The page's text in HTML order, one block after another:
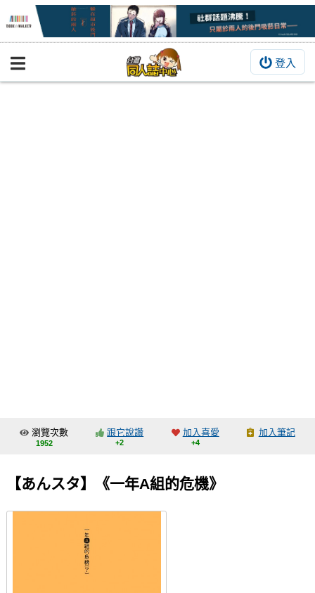
登入
BOOKY書集倉庫
交流中心
會員功能選單
註冊會員
登入
瀏覽次數
1952
跟它說讚
+2
加入喜愛
+4
加入筆記
【あんスタ】《一年A組的危機》